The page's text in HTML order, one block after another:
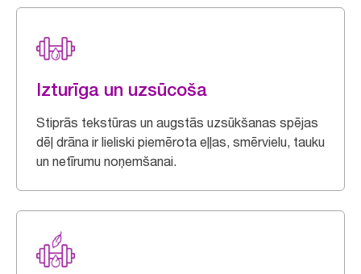
Izturīga un uzsūcoša
Stiprās tekstūras un augstās uzsūkšanas spējas
dēļ drāna ir lieliski piemērota eļļas, smērvielu, tauku
un netīrumu noņemšanai.